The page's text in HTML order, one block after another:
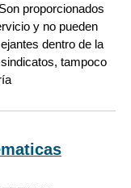
proporcionados
y no pueden
dentro de la
tampoco